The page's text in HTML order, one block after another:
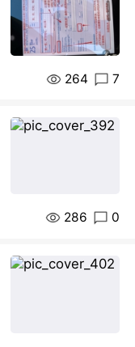
264 7
286 0